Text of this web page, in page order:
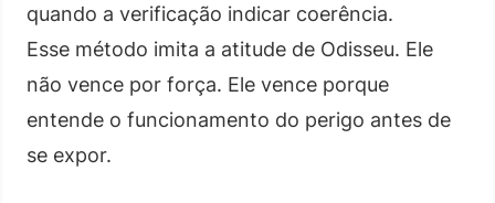
quando a verificação indicar coerência.
Esse método imita a atitude de Odisseu. Ele
não vence por força. Ele vence porque
entende o funcionamento do perigo antes de
se expor.